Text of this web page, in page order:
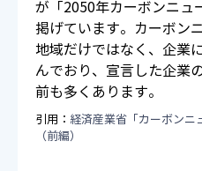
が「2050年カーボンニュ
掲げています。カーボン
地域だけではなく、企業
んでおり、宣言した企業
前も多くあります。
引用： 経済産業省「カーボンニ
（前編）